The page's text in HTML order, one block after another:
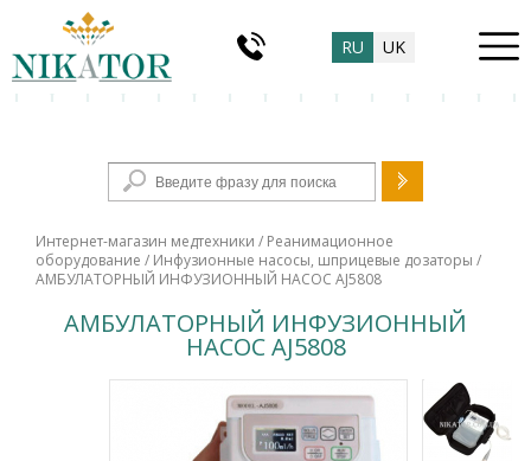
RU UK
Форма поиска
Интернет-магазин медтехники / Реанимационное
оборудование / Инфузионные насосы, шприцевые дозаторы /
АМБУЛАТОРНЫЙ ИНФУЗИОННЫЙ НАСОС AJ5808
АМБУЛАТОРНЫЙ ИНФУЗИОННЫЙ
НАСОС AJ5808